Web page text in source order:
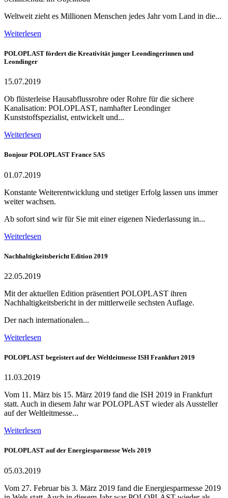
Weltweit zieht es Millionen Menschen jedes Jahr vom Land in die...
Weiterlesen
POLOPLAST fördert die Kreativität junger Leondingerinnen und
Leondinger
15.07.2019
Ob flüsterleise Hausabflussrohre oder Rohre für die sichere
Kanalisation: POLOPLAST, namhafter Leondinger
Kunststoffspezialist, entwickelt und...
Weiterlesen
Bonjour POLOPLAST France SAS
01.07.2019
Konstante Weiterentwicklung und stetiger Erfolg lassen uns immer
weiter wachsen.
Ab sofort sind wir für Sie mit einer eigenen Niederlassung in...
Weiterlesen
Nachhaltigkeitsbericht Edition 2019
22.05.2019
Mit der aktuellen Edition präsentiert POLOPLAST ihren
Nachhaltigkeitsbericht in der mittlerweile sechsten Auflage.
Der nach internationalen...
Weiterlesen
POLOPLAST begeistert auf der Weltleitmesse ISH Frankfurt 2019
11.03.2019
Vom 11. März bis 15. März 2019 fand die ISH 2019 in Frankfurt
statt. Auch in diesem Jahr war POLOPLAST wieder als Aussteller
auf der Weltleitmesse...
Weiterlesen
POLOPLAST auf der Energiesparmesse Wels 2019
05.03.2019
Vom 27. Februar bis 3. März 2019 fand die Energiesparmesse 2019